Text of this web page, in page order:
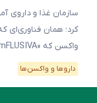
افراد ۶۵ […]
دارو‌ها و واکسن‌ها